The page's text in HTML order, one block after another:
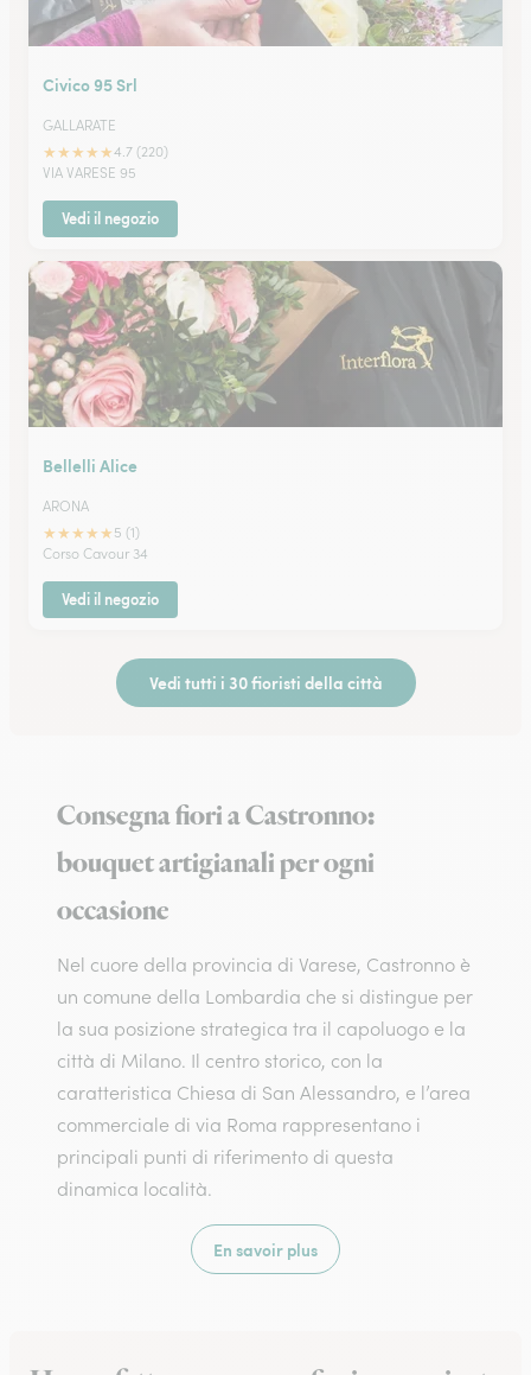
Civico 95 Srl
GALLARATE
★★★★★4.7 (220)
VIA VARESE 95
Vedi il negozio
Bellelli Alice
ARONA
★★★★★ 5 (1)
Corso Cavour 34
Vedi il negozio
Vedi tutti i 30 fioristi della città
Consegna fiori a Castronno:
bouquet artigianali per ogni
occasione
Nel cuore della provincia di Varese, Castronno è
un comune della Lombardia che si distingue per
la sua posizione strategica tra il capoluogo e la
città di Milano. Il centro storico, con la
caratteristica Chiesa di San Alessandro, e l’area
commerciale di via Roma rappresentano i
principali punti di riferimento di questa
dinamica località.
En savoir plus